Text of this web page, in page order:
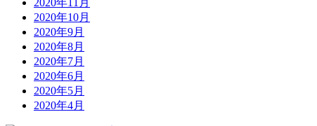
2020年10月
2020年9月
2020年8月
2020年7月
2020年6月
2020年5月
2020年4月